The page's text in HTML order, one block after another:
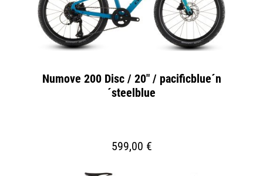
Numove 200 Disc / 20" / pacificblue´n
´steelblue
599,00 €